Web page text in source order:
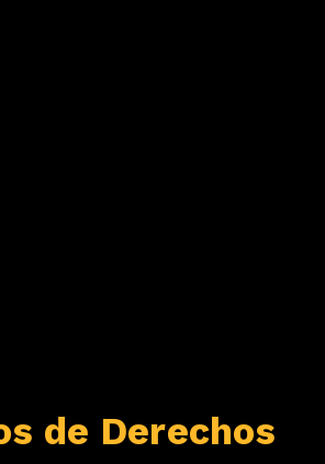
de Derechos